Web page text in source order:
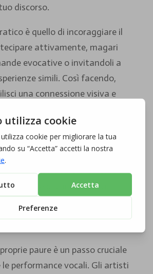
discorso.
è quello di incoraggiare il
attivamente, magari
evocative o invitandoli a
simili. Così facendo,
una connessione visiva e
coinvolgimento. Ogni gesto e
possono rafforzare questa
di diventare non
ma un narratore che riesce a
emotive di chi ti ascolta.
le Paure e
paure è un passo cruciale
le performance vocali. Gli artisti